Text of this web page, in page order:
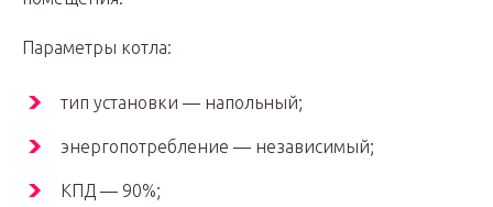
Параметры котла:
тип установки — напольный;
энергопотребление — независимый;
КПД — 90%;